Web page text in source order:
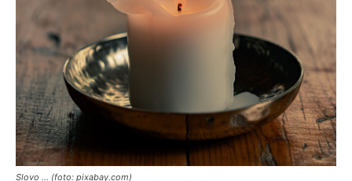
Slovo ... (foto: pixabay.com)